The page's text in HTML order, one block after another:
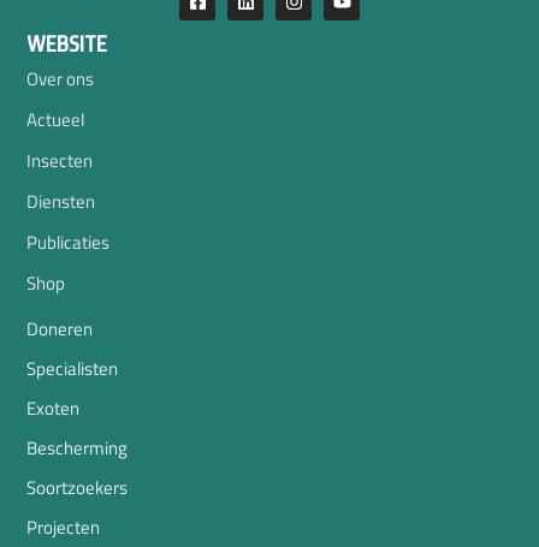
WEBSITE
Over ons
Actueel
Insecten
Diensten
Publicaties
Shop
Doneren
Specialisten
Exoten
Bescherming
Soortzoekers
Projecten